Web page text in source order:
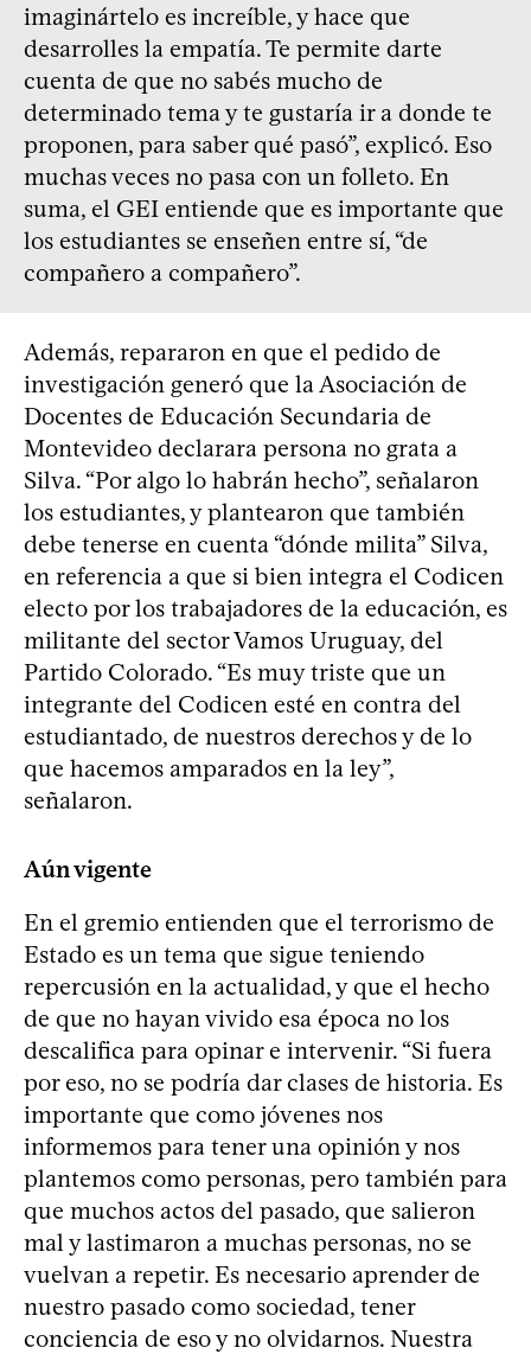
imaginártelo es increíble, y hace que
desarrolles la empatía. Te permite darte
cuenta de que no sabés mucho de
determinado tema y te gustaría ir a donde te
proponen, para saber qué pasó”, explicó. Eso
muchas veces no pasa con un folleto. En
suma, el GEI entiende que es importante que
los estudiantes se enseñen entre sí, “de
compañero a compañero”.
Además, repararon en que el pedido de
investigación generó que la Asociación de
Docentes de Educación Secundaria de
Montevideo declarara persona no grata a
Silva. “Por algo lo habrán hecho”, señalaron
los estudiantes, y plantearon que también
debe tenerse en cuenta “dónde milita” Silva,
en referencia a que si bien integra el Codicen
electo por los trabajadores de la educación, es
militante del sector Vamos Uruguay, del
Partido Colorado. “Es muy triste que un
integrante del Codicen esté en contra del
estudiantado, de nuestros derechos y de lo
que hacemos amparados en la ley”,
señalaron.
Aún vigente
En el gremio entienden que el terrorismo de
Estado es un tema que sigue teniendo
repercusión en la actualidad, y que el hecho
de que no hayan vivido esa época no los
descalifica para opinar e intervenir. “Si fuera
por eso, no se podría dar clases de historia. Es
importante que como jóvenes nos
informemos para tener una opinión y nos
plantemos como personas, pero también para
que muchos actos del pasado, que salieron
mal y lastimaron a muchas personas, no se
vuelvan a repetir. Es necesario aprender de
nuestro pasado como sociedad, tener
conciencia de eso y no olvidarnos. Nuestra